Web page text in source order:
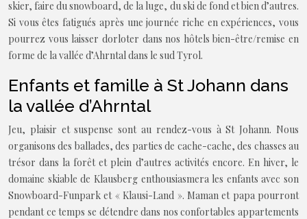
skier, faire du snowboard, de la luge, du ski de fond et bien d’autres.
Si vous êtes fatigués après une journée riche en expériences, vous
pourrez vous laisser dorloter dans nos hôtels bien-être/remise en
forme de la vallée d’Ahrntal dans le sud Tyrol.
Enfants et famille à St Johann dans
la vallée d’Ahrntal
Jeu, plaisir et suspense sont au rendez-vous à St Johann. Nous
organisons des ballades, des parties de cache-cache, des chasses au
trésor dans la forêt et plein d’autres activités encore. En hiver, le
domaine skiable de Klausberg enthousiasmera les enfants avec son
Snowboard-Funpark et « Klausi-Land ». Maman et papa pourront
pendant ce temps se détendre dans nos confortables appartements